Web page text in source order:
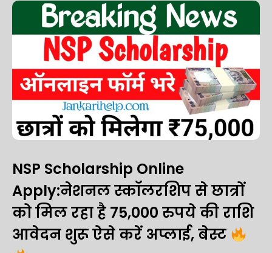
NSP Scholarship Online
Apply:नेशनल स्कॉलरशिप से छात्रों
को मिल रहा है 75,000 रुपये की राशि
आवेदन शुरू ऐसे करें अप्लाई, बेस्ट